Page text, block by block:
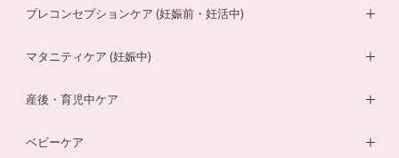
プレコンセプションケア (妊娠前・妊活中)
妊活サプリ
男性妊活サプリ
マタニティケア (妊娠中)
葉酸サプリ
ルイボスティー
産後・育児中ケア
DHA・EPAサプリ
ベビーケア